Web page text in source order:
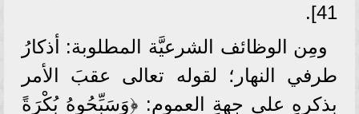
41].
ومِن الوظائف الشرعيَّة المطلوبة: أذكارُ
طرفي النهار؛ لقوله تعالى عقبَ الأمر
بذكرِهِ على جهةِ العموم: ﴿وَسَبِّحُوهُ بُكْرَةً